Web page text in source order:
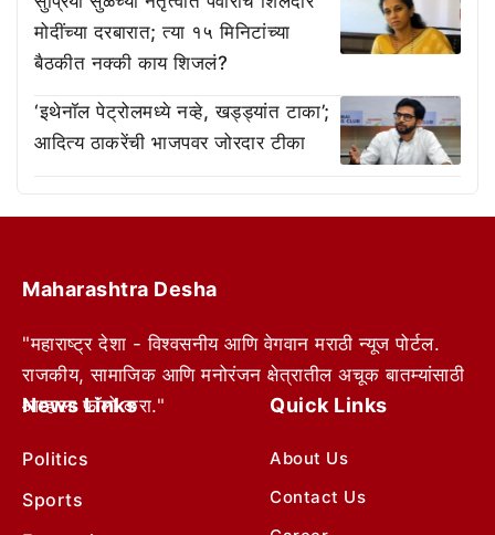
मोदींच्या दरबारात; त्या १५ मिनिटांच्या
बैठकीत नक्की काय शिजलं?
‘इथेनॉल पेट्रोलमध्ये नव्हे, खड्ड्यांत टाका’;
आदित्य ठाकरेंची भाजपवर जोरदार टीका
Maharashtra Desha
"महाराष्ट्र देशा - विश्वसनीय आणि वेगवान मराठी न्यूज पोर्टल.
राजकीय, सामाजिक आणि मनोरंजन क्षेत्रातील अचूक बातम्यांसाठी
आम्हाला फॉलो करा."
News Links
Politics
Sports
Quick Links
About Us
Contact Us